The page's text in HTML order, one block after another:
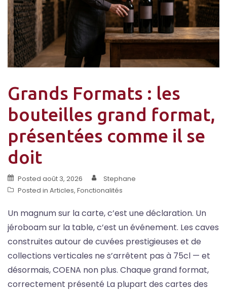
Grands Formats : les
bouteilles grand format,
présentées comme il se
doit
Posted août 3, 2026
Stephane
Posted in Articles, Fonctionalités
Un magnum sur la carte, c’est une déclaration. Un
jéroboam sur la table, c’est un événement. Les caves
construites autour de cuvées prestigieuses et de
collections verticales ne s’arrêtent pas à 75cl — et
désormais, COENA non plus. Chaque grand format,
correctement présenté La plupart des cartes des